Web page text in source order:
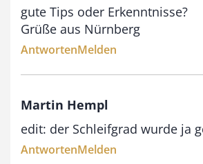
gute Tips oder Erkenntnisse?
Grüße aus Nürnberg
AntwortenMelden
Martin Hempl
edit: der Schleifgrad wurde ja
AntwortenMelden